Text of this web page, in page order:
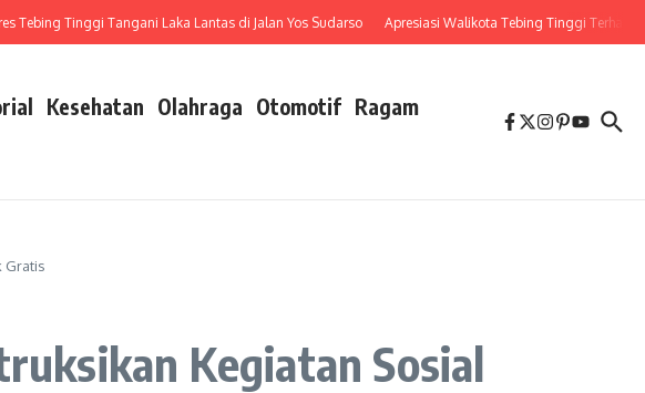
Tinggi Tangani Laka Lantas di Jalan Yos Sudarso Apresiasi Walikota Tebing Tinggi Terhadap
Kesehatan Olahraga Otomotif Ragam
Gratis
Kegiatan Sosial